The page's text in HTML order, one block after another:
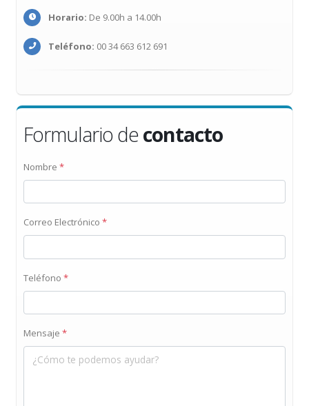
Horario: De 9.00h a 14.00h
Teléfono: 00 34 663 612 691
Formulario decontacto
Nombre *
Correo Electrónico *
Teléfono *
Mensaje *